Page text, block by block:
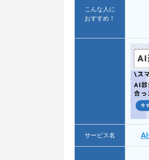
こんな人に
おすすめ！
サービス名